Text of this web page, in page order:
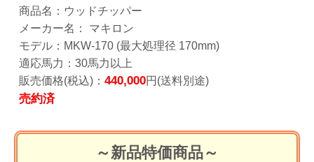
商品名：ウッドチッパー
メーカー名： マキロン
モデル：MKW-170 (最大処理径 170mm)
適応馬力：30馬力以上
販売価格(税込)： 440,000円(送料別途)
売約済
～新品特価商品～